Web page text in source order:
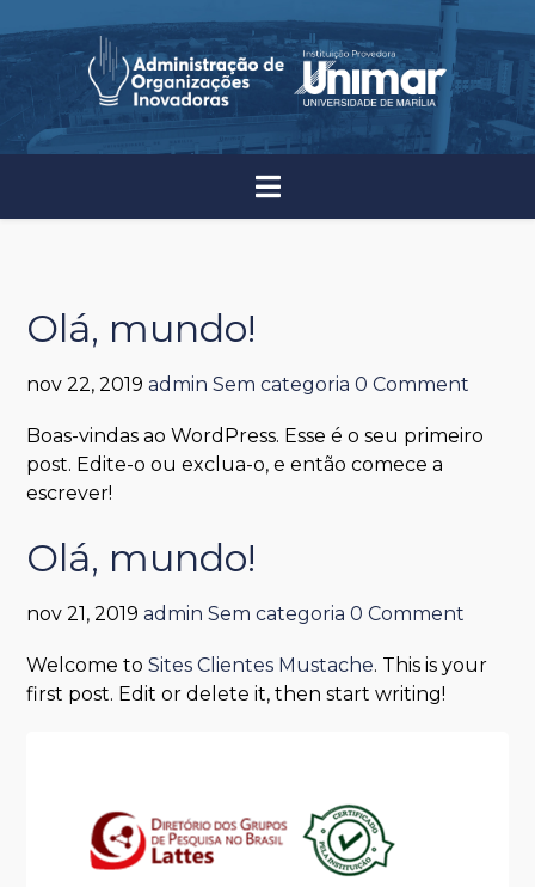
Olá, mundo!
nov 22, 2019 admin Sem categoria 0 Comment
Boas-vindas ao WordPress. Esse é o seu primeiro
post. Edite-o ou exclua-o, e então comece a
escrever!
Olá, mundo!
nov 21, 2019 admin Sem categoria 0 Comment
Welcome toSites Clientes Mustache. This is your
first post. Edit or delete it, then start writing!